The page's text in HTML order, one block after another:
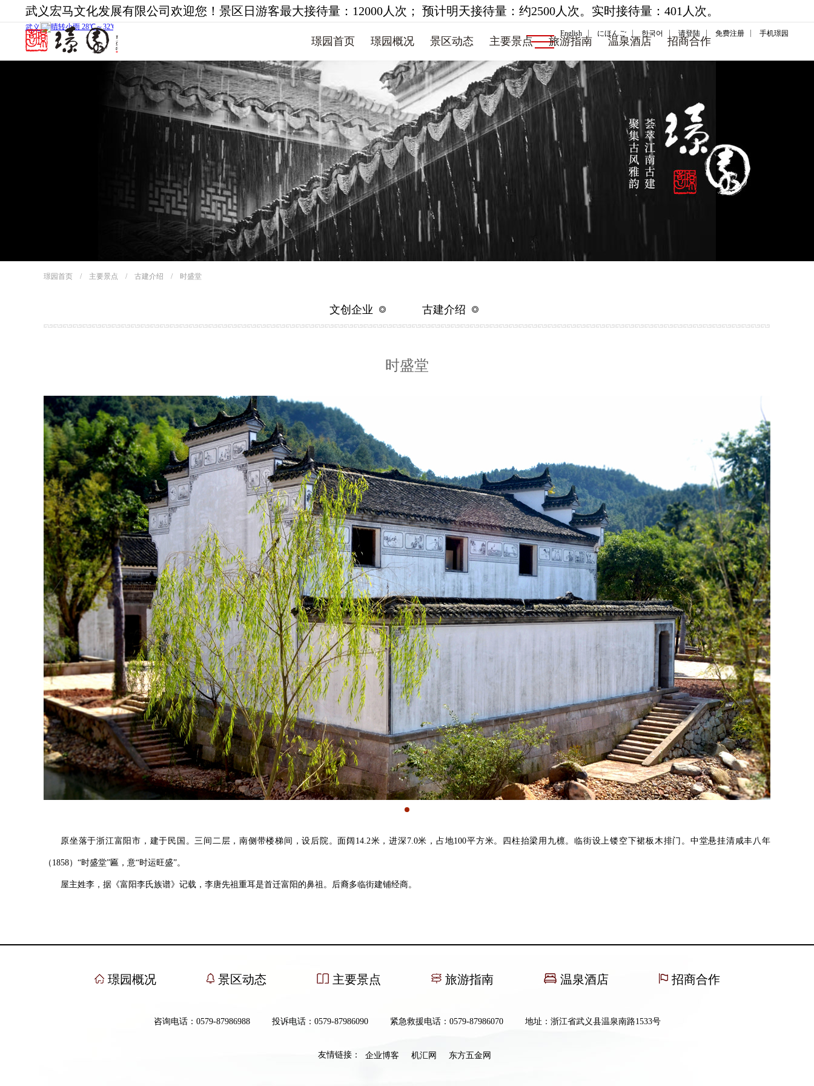
武义宏马文化发展有限公司欢迎您！景区日游客最大接待量：12000人次； 预计明天接待量：约2500人次。实时接待量：401人次。
English にほんご 한국어 请登陆 免费注册 手机璟园
视频欣赏
璟园动态 主要景点
文创企业
旅游指南
璟园首页 璟园概况 景区动态 主要景点 旅游指南 温泉酒店 招商合作
璟园首页 / 主要景点 / 古建介绍 / 时盛堂
文创企业 古建介绍
时盛堂
原坐落于浙江富阳市，建于民国。三间二层，南侧带楼梯间，设后院。面阔14.2米，进深7.0米，占地100平方米。四柱抬梁用九檩。临街设上镂空下裙板木排门。中堂悬挂清咸丰八年
（1858）“时盛堂”匾，意“时运旺盛”。
屋主姓李，据《富阳李氏族谱》记载，李唐先祖重耳是首迁富阳的鼻祖。后裔多临街建铺经商。
璟园概况 景区动态 主要景点 旅游指南 温泉酒店 招商合作
咨询电话：0579-87986988 投诉电话：0579-87986090 紧急救援电话：0579-87986070 地址：浙江省武义县温泉南路1533号
友情链接： 企业博客 机汇网 东方五金网